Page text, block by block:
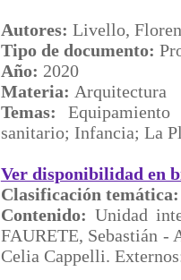
Autores: Livello,
Tipo de documento:
Año: 2020
Materia: Arquitectura
Temas:
sanitario; Infancia; La
Ver disponibilidad en
Clasificación
Contenido: Unidad
FAURETE, Sebastián
Celia Cappelli.